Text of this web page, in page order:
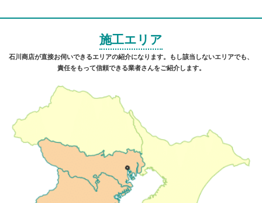
施工エリア
石川商店が直接お伺いできるエリアの紹介になります。もし該当しないエリアでも、
責任をもって信頼できる業者さんをご紹介します。